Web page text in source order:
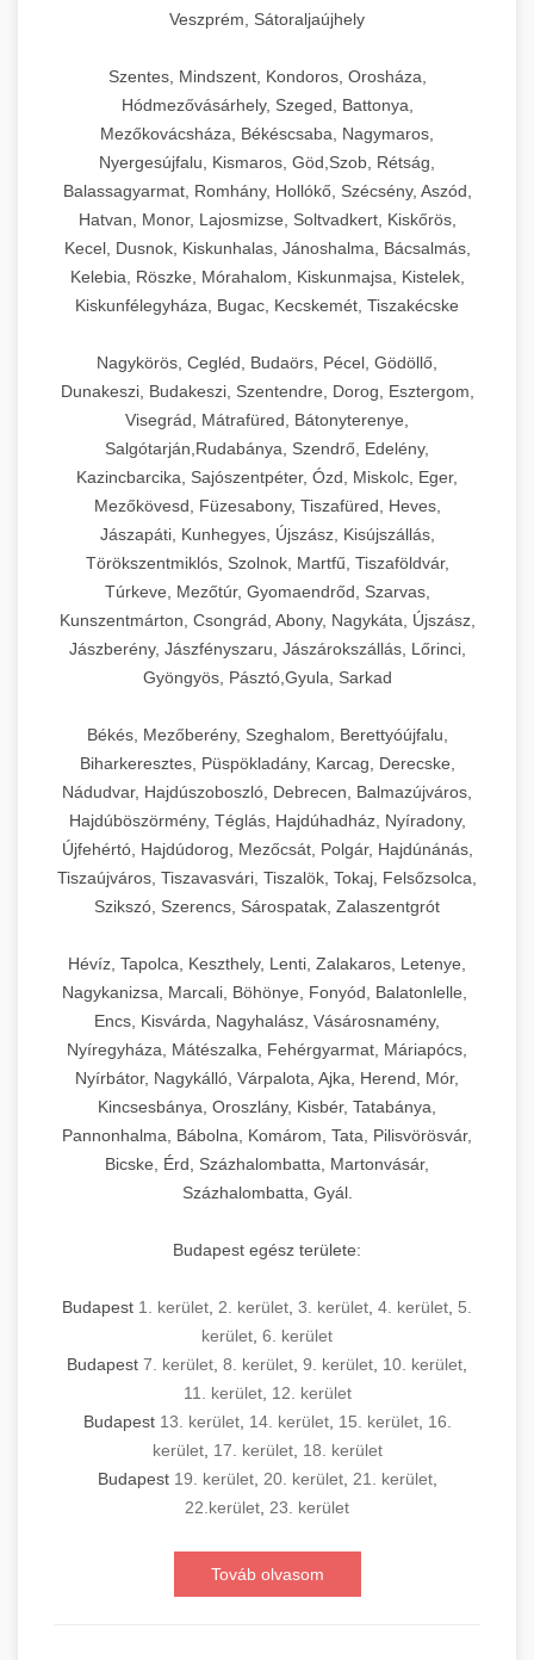
Veszprém, Sátoraljaújhely
Szentes, Mindszent, Kondoros, Orosháza,
Hódmezővásárhely, Szeged, Battonya,
Mezőkovácsháza, Békéscsaba, Nagymaros,
Nyergesújfalu, Kismaros, Göd,Szob, Rétság,
Balassagyarmat, Romhány, Hollókő, Szécsény, Aszód,
Hatvan, Monor, Lajosmizse, Soltvadkert, Kiskőrös,
Kecel, Dusnok, Kiskunhalas, Jánoshalma, Bácsalmás,
Kelebia, Röszke, Mórahalom, Kiskunmajsa, Kistelek,
Kiskunfélegyháza, Bugac, Kecskemét, Tiszakécske
Nagykörös, Cegléd, Budaörs, Pécel, Gödöllő,
Dunakeszi, Budakeszi, Szentendre, Dorog, Esztergom,
Visegrád, Mátrafüred, Bátonyterenye,
Salgótarján,Rudabánya, Szendrő, Edelény,
Kazincbarcika, Sajószentpéter, Ózd, Miskolc, Eger,
Mezőkövesd, Füzesabony, Tiszafüred, Heves,
Jászapáti, Kunhegyes, Újszász, Kisújszállás,
Törökszentmiklós, Szolnok, Martfű, Tiszaföldvár,
Túrkeve, Mezőtúr, Gyomaendrőd, Szarvas,
Kunszentmárton, Csongrád, Abony, Nagykáta, Újszász,
Jászberény, Jászfényszaru, Jászárokszállás, Lőrinci,
Gyöngyös, Pásztó,Gyula, Sarkad
Békés, Mezőberény, Szeghalom, Berettyóújfalu,
Biharkeresztes, Püspökladány, Karcag, Derecske,
Nádudvar, Hajdúszoboszló, Debrecen, Balmazújváros,
Hajdúböszörmény, Téglás, Hajdúhadház, Nyíradony,
Újfehértó, Hajdúdorog, Mezőcsát, Polgár, Hajdúnánás,
Tiszaújváros, Tiszavasvári, Tiszalök, Tokaj, Felsőzsolca,
Szikszó, Szerencs, Sárospatak, Zalaszentgrót
Hévíz, Tapolca, Keszthely, Lenti, Zalakaros, Letenye,
Nagykanizsa, Marcali, Böhönye, Fonyód, Balatonlelle,
Encs, Kisvárda, Nagyhalász, Vásárosnamény,
Nyíregyháza, Mátészalka, Fehérgyarmat, Máriapócs,
Nyírbátor, Nagykálló, Várpalota, Ajka, Herend, Mór,
Kincsesbánya, Oroszlány, Kisbér, Tatabánya,
Pannonhalma, Bábolna, Komárom, Tata, Pilisvörösvár,
Bicske, Érd, Százhalombatta, Martonvásár,
Százhalombatta, Gyál.
Budapest egész területe:
Budapest 1. kerület, 2. kerület, 3. kerület, 4. kerület, 5.
kerület, 6. kerület
Budapest 7. kerület, 8. kerület, 9. kerület, 10. kerület,
11. kerület, 12. kerület
Budapest 13. kerület, 14. kerület, 15. kerület, 16.
kerület, 17. kerület, 18. kerület
Budapest 19. kerület, 20. kerület, 21. kerület,
22.kerület, 23. kerület
Továb olvasom